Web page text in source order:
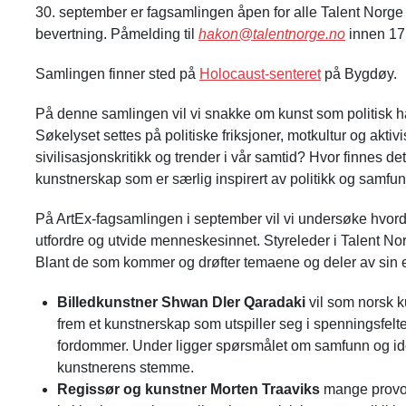
30. september er fagsamlingen åpen for alle Talent
bevertning. Påmelding til hakon@talentnorge.noinnen
Samlingen finner sted på Holocaust-senteret på Bygdøy.
På denne samlingen vil vi snakke om kunst som politisk
Søkelyset settes på politiske friksjoner, motkultur og
sivilisasjonskritikk og trender i vår samtid? Hvor finnes
kunstnerskap som er særlig inspirert av politikk og
På ArtEx-fagsamlingen i september vil vi undersøke
utfordre og utvide menneskesinnet. Styreleder i Talent
Blant de som kommer og drøfter temaene og deler av sin
Billedkunstner Shwan Dler Qaradaki vil som norsk
frem et kunstnerskap som utspiller seg i
fordommer. Under ligger spørsmålet om samfunn og
kunstnerens stemme.
Regissør og kunstner Morten Traaviks mange